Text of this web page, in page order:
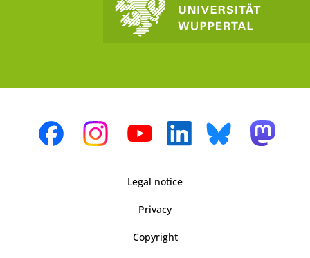
Legal notice
Privacy
Copyright